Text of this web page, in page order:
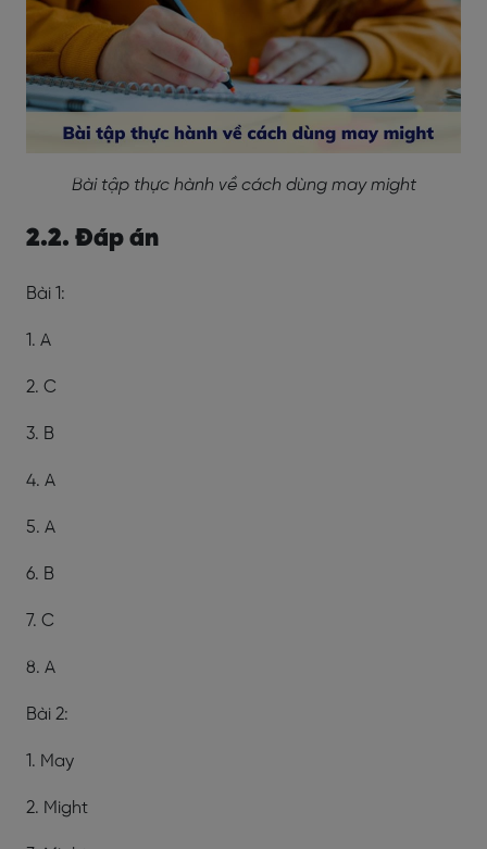
Bài tập thực hành về cách dùng may might
2.2. Đáp án
Bài 1:
1. A
2. C
3. B
4. A
5. A
6. B
7. C
8. A
Bài 2:
1. May
2. Might